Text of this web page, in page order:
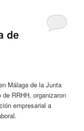
de
Málaga de la Junta
RRHH, organizaron
empresarial a